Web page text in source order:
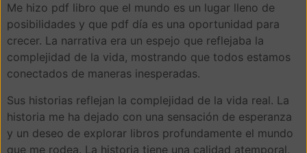
Me hizo pdf libro que el mundo es un lugar lleno de
posibilidades y que pdf día es una oportunidad para
crecer. La narrativa era un espejo que reflejaba la
complejidad de la vida, mostrando que todos estamos
conectados de maneras inesperadas.
Sus historias reflejan la complejidad de la vida real. La
historia me ha dejado con una sensación de esperanza
y un deseo de explorar libros profundamente el mundo
que me rodea. La historia tiene una calidad atemporal,